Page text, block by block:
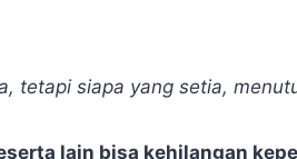
tetapi siapa yang setia,
lain bisa kehilangan